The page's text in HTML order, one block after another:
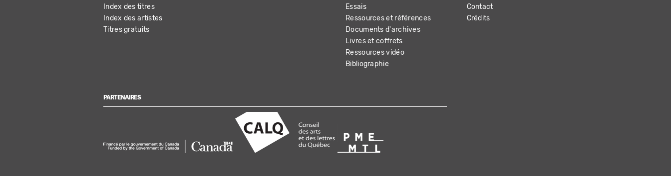
Index des titres
Index des artistes
Titres gratuits
Essais
Ressources et références
Documents d'archives
Livres et coffrets
Ressources vidéo
Bibliographie
Contact
Crédits
PARTENAIRES